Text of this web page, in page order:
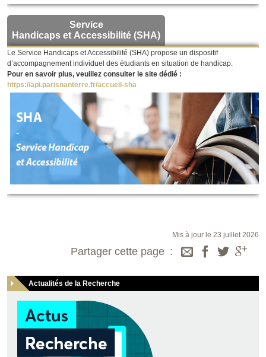
Service
Handicaps et Accessibilité (SHA)
Le Service Handicaps et Accessibilité (SHA) propose un dispositif
d’accompagnement individuel des étudiants en situation de handicap.
Pour en savoir plus, veuillez consulter le site dédié :
https://api.parisnanterre.fr/accueil-sha
Mis à jour le 23 juillet 2026
Partager cette page
Actualités de la Recherche